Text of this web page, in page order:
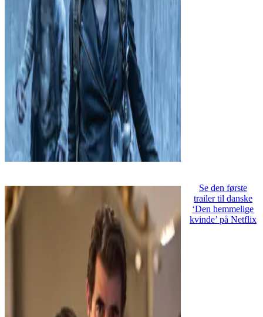
Se den første
trailer til danske
‘Den hemmelige
kvinde’ på Netflix